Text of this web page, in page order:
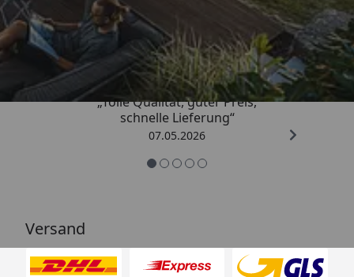
Trusted Shops
4,67/ 5
„Tolle Qualität, guter Preis,
schnelle Lieferung“
07.05.2026
Versand